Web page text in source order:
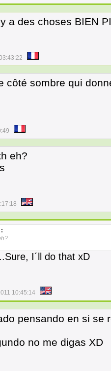
a des choses BIEN
côté sombre qui
eh?
I´ll do that xD
10:45:14
pensando en si se
no me digas XD